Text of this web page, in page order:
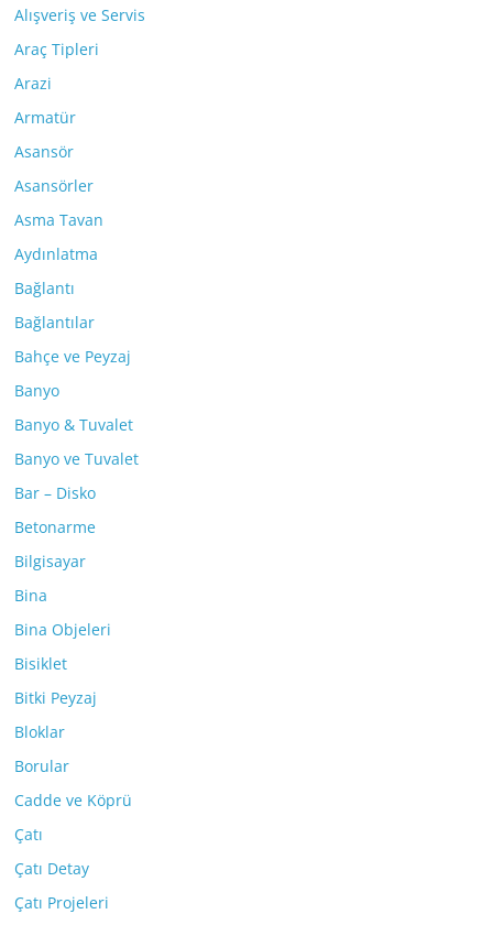
Alışveriş ve Servis
Araç Tipleri
Arazi
Armatür
Asansör
Asansörler
Asma Tavan
Aydınlatma
Bağlantı
Bağlantılar
Bahçe ve Peyzaj
Banyo
Banyo & Tuvalet
Banyo ve Tuvalet
Bar – Disko
Betonarme
Bilgisayar
Bina
Bina Objeleri
Bisiklet
Bitki Peyzaj
Bloklar
Borular
Cadde ve Köprü
Çatı
Çatı Detay
Çatı Projeleri